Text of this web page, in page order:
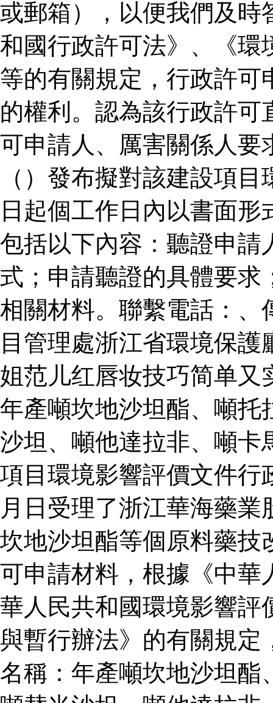
或郵箱），以便我們及時
和國行政許可法》、《環
等的有關規定，行政許可
的權利。認為該行政許
可申請人、厲害關係人要
（）發布擬對該建設項
日起個工作日內以書面
包括以下內容：聽證申請
式；申請聽證的具體要求
相關材料。聯繫電話：、
目管理處浙江省環境保護
姐范儿红唇妆技巧简单
年產噸坎地沙坦酯、噸托
沙坦、噸他達拉非、噸卡
項目環境影響評價文件行
月日受理了浙江華海藥
坎地沙坦酯等個原料藥技
可申請材料，根據《中華
華人民共和國環境影響評
與暫行辦法》的有關規定
名稱：年產噸坎地沙坦酯